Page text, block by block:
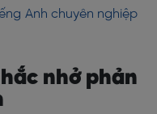
Anh chuyên nghiệp
nhở phản